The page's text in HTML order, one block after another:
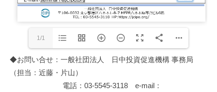
1/1
◆お問い合せ：一般社団法人 日中投資促進機構 事務局
（担当：近藤・片山）
電話：03-5545-3118 e-mail：